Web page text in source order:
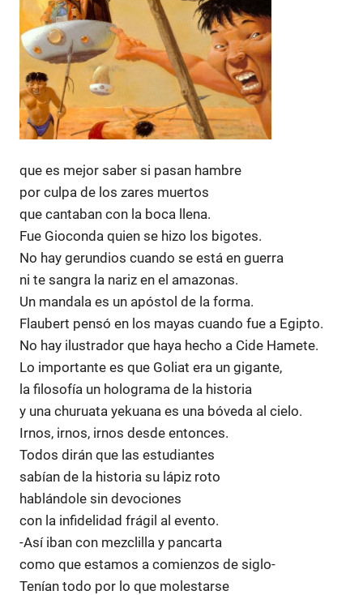
que es mejor saber si pasan hambre
por culpa de los zares muertos
que cantaban con la boca llena.
Fue Gioconda quien se hizo los bigotes.
No hay gerundios cuando se está en guerra
ni te sangra la nariz en el amazonas.
Un mandala es un apóstol de la forma.
Flaubert pensó en los mayas cuando fue a Egipto.
No hay ilustrador que haya hecho a Cide Hamete.
Lo importante es que Goliat era un gigante,
la filosofía un holograma de la historia
y una churuata yekuana es una bóveda al cielo.
Irnos, irnos, irnos desde entonces.
Todos dirán que las estudiantes
sabían de la historia su lápiz roto
hablándole sin devociones
con la infidelidad frágil al evento.
-Así iban con mezclilla y pancarta
como que estamos a comienzos de siglo-
Tenían todo por lo que molestarse